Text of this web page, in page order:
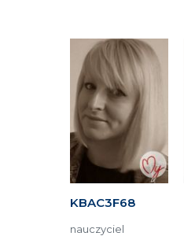
KBAC3F68
nauczyciel